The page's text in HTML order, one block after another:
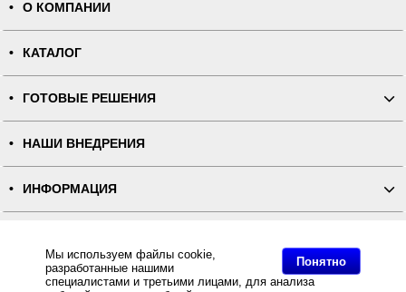
Понятно
Мы используем файлы cookie,
разработанные нашими
специалистами и третьими лицами, для анализа
О КОМПАНИИ
КАТАЛОГ
ГОТОВЫЕ РЕШЕНИЯ
НАШИ ВНЕДРЕНИЯ
ИНФОРМАЦИЯ
ПОЛНАЯ ВЕРСИЯ